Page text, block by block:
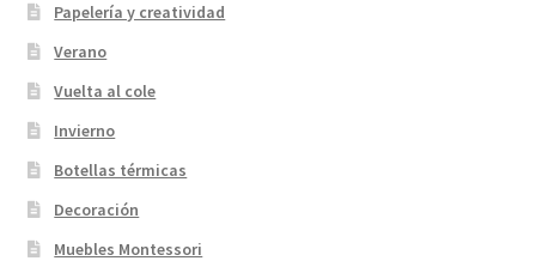
Papelería y creatividad
Verano
Vuelta al cole
Invierno
Botellas térmicas
Decoración
Muebles Montessori